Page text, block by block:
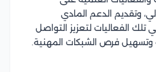
وتقديم الدعم المادي
الفعاليات لتعزيز التواصل
وتسهيل فرص الشبكات المهنية.